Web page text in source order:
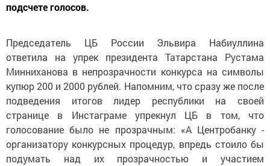
подсчете голосов.
Председатель ЦБ России Эльвира Набиуллина
ответила на упрек президента Татарстана Рустама
Минниханова в непрозрачности конкурса на символы
купюр 200 и 2000 рублей. Напомним, что сразу же после
подведения итогов лидер республики на своей
странице в Инстаграме упрекнул ЦБ в том, что
голосование было не прозрачным: «А Центробанку -
организатору конкурсных процедур, впредь стоило бы
подумать над их прозрачностью и участием